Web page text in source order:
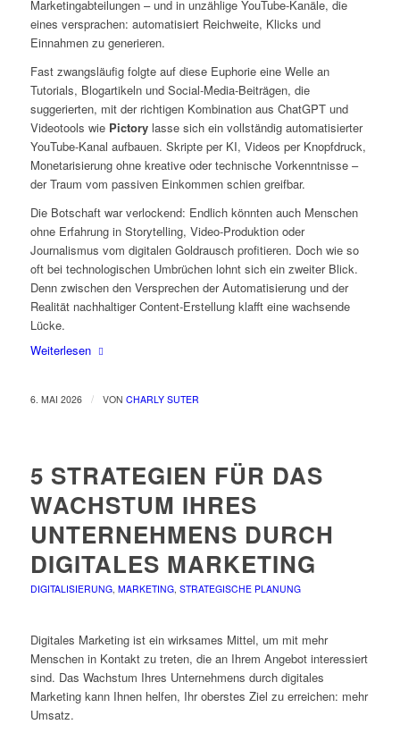
Marketingabteilungen – und in unzählige YouTube-Kanäle, die
eines versprachen: automatisiert Reichweite, Klicks und
Einnahmen zu generieren.
Fast zwangsläufig folgte auf diese Euphorie eine Welle an
Tutorials, Blogartikeln und Social-Media-Beiträgen, die
suggerierten, mit der richtigen Kombination aus ChatGPT und
Videotools wie Pictorylasse sich ein vollständig automatisierter
YouTube-Kanal aufbauen. Skripte per KI, Videos per Knopfdruck,
Monetarisierung ohne kreative oder technische Vorkenntnisse –
der Traum vom passiven Einkommen schien greifbar.
Die Botschaft war verlockend: Endlich könnten auch Menschen
ohne Erfahrung in Storytelling, Video-Produktion oder
Journalismus vom digitalen Goldrausch profitieren. Doch wie so
oft bei technologischen Umbrüchen lohnt sich ein zweiter Blick.
Denn zwischen den Versprechen der Automatisierung und der
Realität nachhaltiger Content-Erstellung klafft eine wachsende
Lücke.
Weiterlesen
6. MAI 2026 / VON CHARLY SUTER
5 STRATEGIEN FÜR DAS
WACHSTUM IHRES
UNTERNEHMENS DURCH
DIGITALES MARKETING
DIGITALISIERUNG, MARKETING, STRATEGISCHE PLANUNG
Digitales Marketing ist ein wirksames Mittel, um mit mehr
Menschen in Kontakt zu treten, die an Ihrem Angebot interessiert
sind. Das Wachstum Ihres Unternehmens durch digitales
Marketing kann Ihnen helfen, Ihr oberstes Ziel zu erreichen: mehr
Umsatz.